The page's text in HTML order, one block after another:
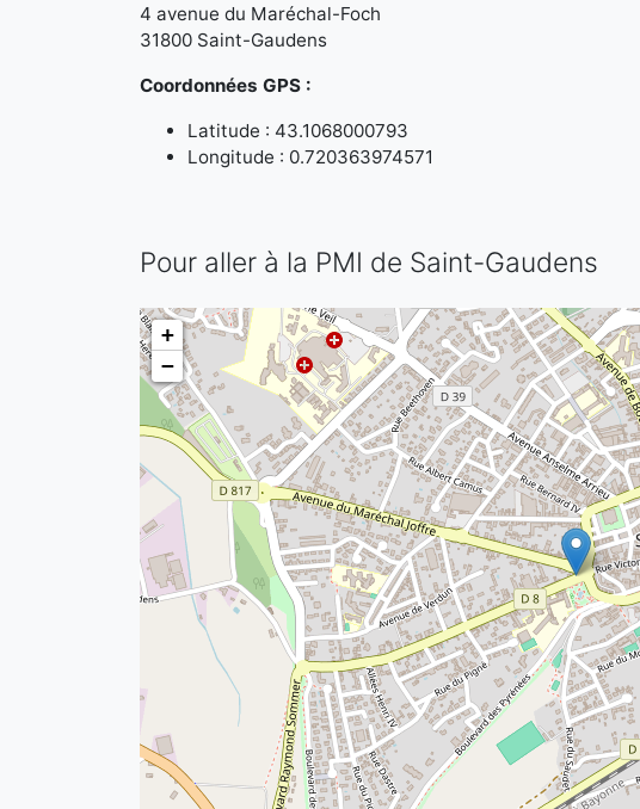
4 avenue du Maréchal-Foch
31800 Saint-Gaudens
Coordonnées GPS :
Latitude : 43.1068000793
Longitude : 0.720363974571
Pour aller à la PMI de Saint-Gaudens
+
−